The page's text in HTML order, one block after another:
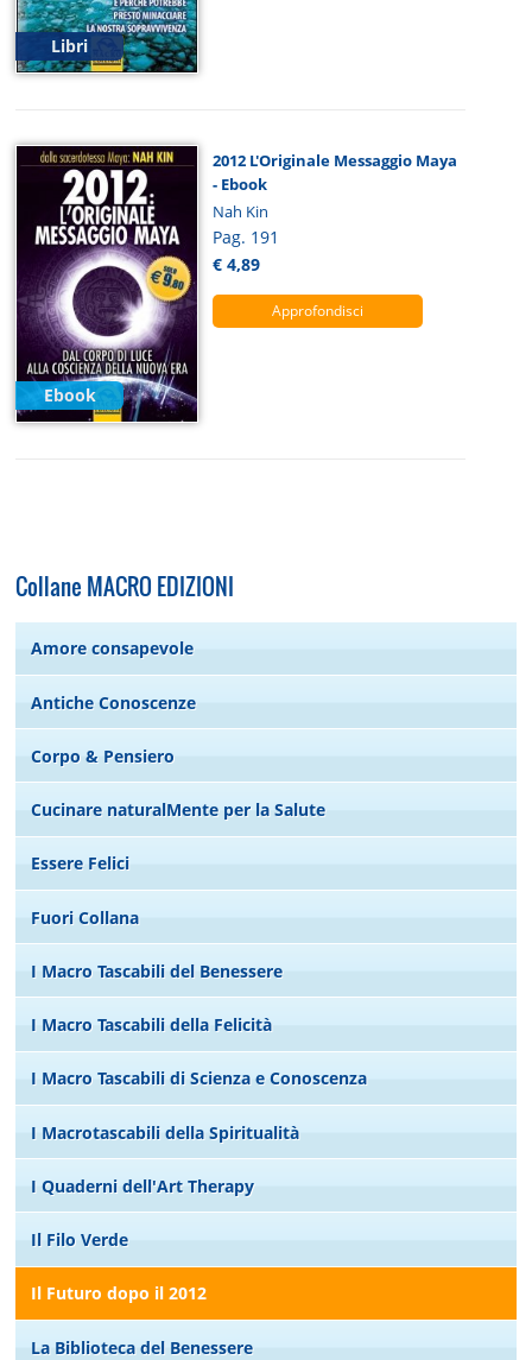
Libri
Ebook
2012 L'Originale Messaggio Maya
- Ebook
Nah Kin
Pag. 191
€ 4,89
Approfondisci
Collane MACRO EDIZIONI
Amore consapevole
Antiche Conoscenze
Corpo & Pensiero
Cucinare naturalMente per la Salute
Essere Felici
Fuori Collana
I Macro Tascabili del Benessere
I Macro Tascabili della Felicità
I Macro Tascabili di Scienza e Conoscenza
I Macrotascabili della Spiritualità
I Quaderni dell'Art Therapy
Il Filo Verde
Il Futuro dopo il 2012
La Biblioteca del Benessere